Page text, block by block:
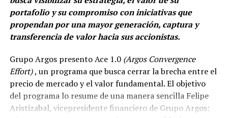
portafolio y su compromiso con iniciativas que
propendan por una mayor generación, captura y
transferencia de valor hacia sus accionistas.
Grupo Argos presento Ace 1.0(Argos Convergence
Effort), un programa que busca cerrar la brecha entre el
precio de mercado y el valor fundamental. El objetivo
del programa lo resume de una manera sencilla Felipe
Aristizabal, vicepresidente financiero de Grupo Argos: